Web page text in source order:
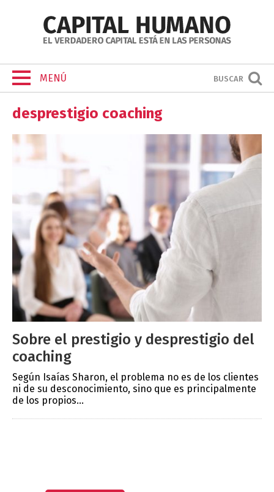
MENÚ BUSCAR
desprestigio coaching
Sobre el prestigio y desprestigio del
coaching
Según Isaías Sharon, el problema no es de los clientes
ni de su desconocimiento, sino que es principalmente
de los propios...